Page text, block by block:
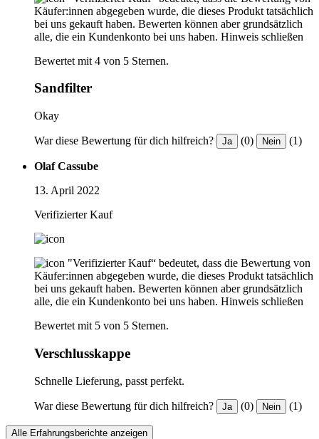
Käufer:innen abgegeben wurde, die dieses Produkt tatsächlich
bei uns gekauft haben. Bewerten können aber grundsätzlich
alle, die ein Kundenkonto bei uns haben. Hinweis schließen
Bewertet mit 4 von 5 Sternen.
Sandfilter
Okay
War diese Bewertung für dich hilfreich? Ja (0) Nein (1)
Olaf Cassube
13. April 2022
Verifizierter Kauf
"Verifizierter Kauf“ bedeutet, dass die Bewertung von
Käufer:innen abgegeben wurde, die dieses Produkt tatsächlich
bei uns gekauft haben. Bewerten können aber grundsätzlich
alle, die ein Kundenkonto bei uns haben. Hinweis schließen
Bewertet mit 5 von 5 Sternen.
Verschlusskappe
Schnelle Lieferung, passt perfekt.
War diese Bewertung für dich hilfreich? Ja (0) Nein (1)
Alle Erfahrungsberichte anzeigen